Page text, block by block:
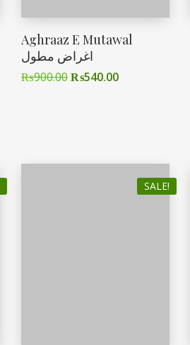
Aghraaz E Mutawal
اغراض مطول
₨900.00₨540.00
SALE!